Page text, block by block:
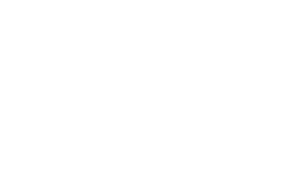
prstom.